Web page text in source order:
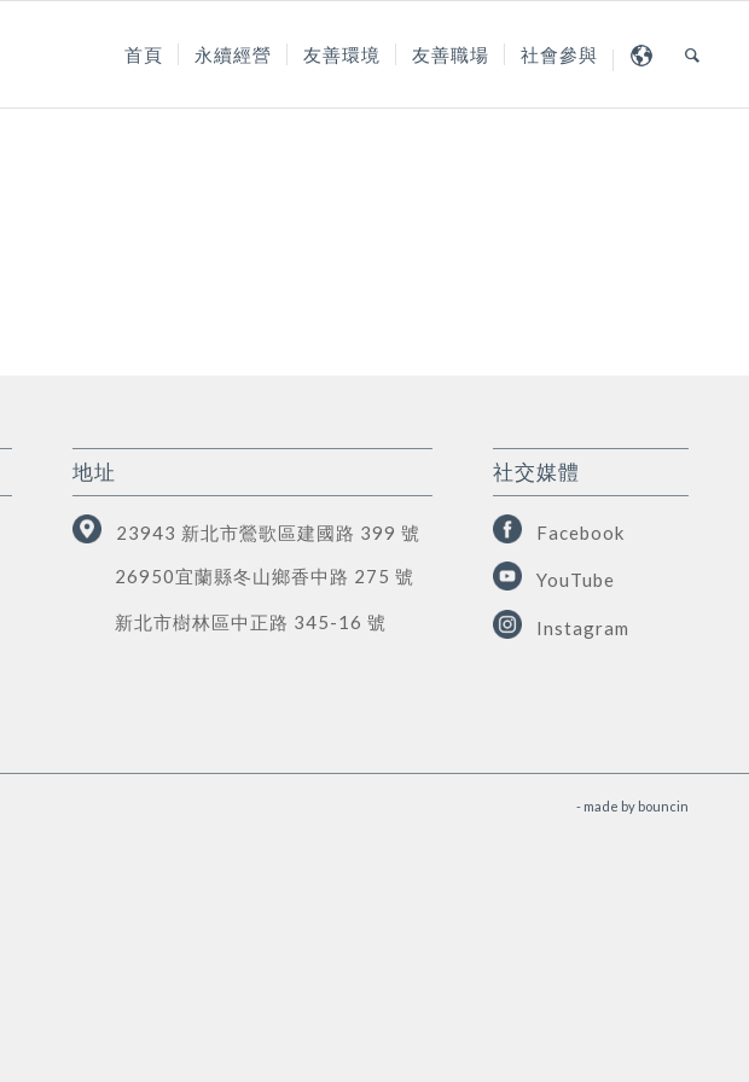
首頁 永續經營 友善環境 友善職場 社會參與
地址
23943 新北市鶯歌區建國路 399 號
26950宜蘭縣冬山鄉香中路 275 號
新北市樹林區中正路 345-16 號
社交媒體
Facebook
YouTube
Instagram
- made by bouncin